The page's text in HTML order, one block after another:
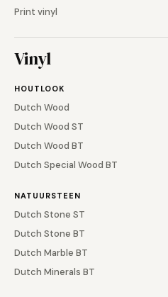
Print vinyl
Vinyl
HOUTLOOK
Dutch Wood
Dutch Wood ST
Dutch Wood BT
Dutch Special Wood BT
NATUURSTEEN
Dutch Stone ST
Dutch Stone BT
Dutch Marble BT
Dutch Minerals BT